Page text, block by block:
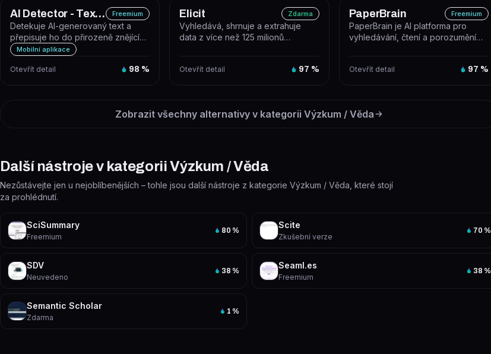
AI Detector - Text Validator Freemium
Detekuje AI-generovaný text a
přepisuje ho do přirozeně znějící
lidské podoby. Mobilní aplikace...
Mobilní aplikace
Otevřít detail 98 %
Elicit Zdarma
Vyhledává, shrnuje a extrahuje
data z více než 125 milionů
Otevřít detail 97 %
PaperBrain Freemium
PaperBrain je AI platforma pro
vyhledávání, čtení a porozumění
Otevřít detail 97 %
Zobrazit všechny alternativy v kategorii Výzkum / Věda
Další nástroje v kategorii Výzkum / Věda
Nezůstávejte jen u nejoblíbenějších – tohle jsou další nástroje z kategorie Výzkum / Věda, které stojí
za prohlédnutí.
SciSummary
Freemium
80 %
Scite
Zkušební verze
70 %
SDV
Neuvedeno
38 %
Seaml.es
Freemium
38 %
Semantic Scholar
Zdarma
1 %